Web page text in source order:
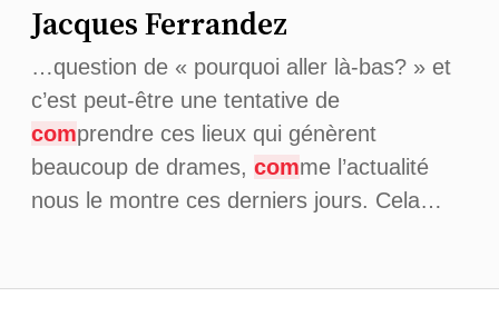
Jacques Ferrandez
…question de « pourquoi aller là-bas? » et
c’est peut-être une tentative de
comprendre ces lieux qui génèrent
beaucoup de drames, comme l’actualité
nous le montre ces derniers jours. Cela…